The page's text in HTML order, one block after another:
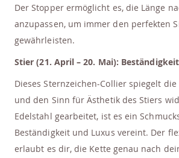
Der Stopper ermöglicht es, die Länge
anzupassen, um immer den perfekten
gewährleisten.
Stier (21. April – 20. Mai):
Dieses Sternzeichen-Collier spiegelt
und den Sinn für Ästhetik des Stiers
Edelstahl gearbeitet, ist es ein
Beständigkeit und Luxus vereint. Der
erlaubt es dir, die Kette genau nach